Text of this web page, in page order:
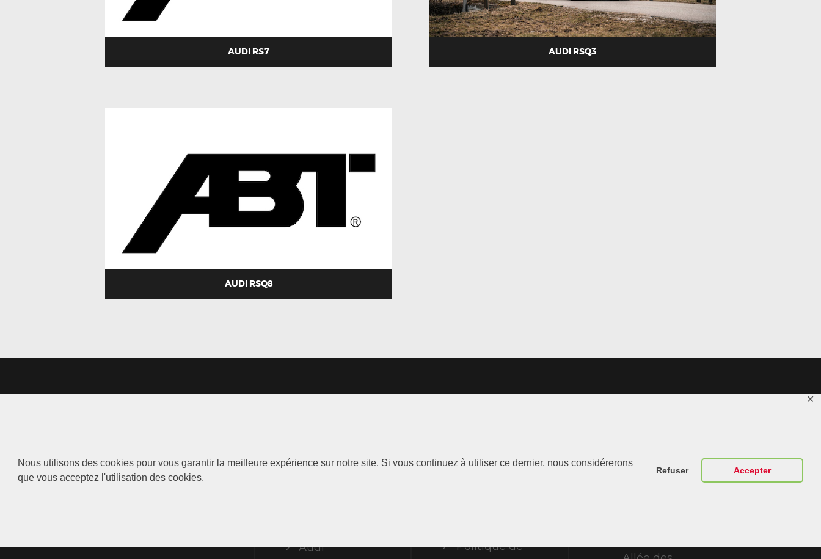
Nous utilisons des cookies pour vous garantir la meilleure expérience sur notre site. Si vous continuez à utiliser ce dernier, nous considérerons
que vous acceptez l'utilisation des cookies.
Refuser Accepter
✕
AUDI RS7 AUDI RSQ3
AUDI RSQ8
Audi
Politique de